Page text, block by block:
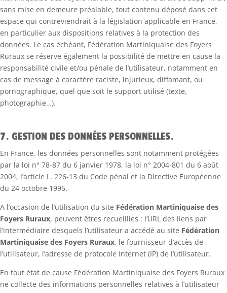
sans mise en demeure préalable, tout contenu déposé dans cet
espace qui contreviendrait à la législation applicable en France,
en particulier aux dispositions relatives à la protection des
données. Le cas échéant, Fédération Martiniquaise des Foyers
Ruraux se réserve également la possibilité de mettre en cause la
responsabilité civile et/ou pénale de l’utilisateur, notamment en
cas de message à caractère raciste, injurieux, diffamant, ou
pornographique, quel que soit le support utilisé (texte,
photographie…).
7. GESTION DES DONNÉES PERSONNELLES.
En France, les données personnelles sont notamment protégées
par la loi n° 78-87 du 6 janvier 1978, la loi n° 2004-801 du 6 août
2004, l’article L. 226-13 du Code pénal et la Directive Européenne
du 24 octobre 1995.
A l’occasion de l’utilisation du site Fédération Martiniquaise des
Foyers Ruraux, peuvent êtres recueillies : l’URL des liens par
l’intermédiaire desquels l’utilisateur a accédé au site Fédération
Martiniquaise des Foyers Ruraux, le fournisseur d’accès de
l’utilisateur, l’adresse de protocole Internet (IP) de l’utilisateur.
En tout état de cause Fédération Martiniquaise des Foyers Ruraux
ne collecte des informations personnelles relatives à l’utilisateur